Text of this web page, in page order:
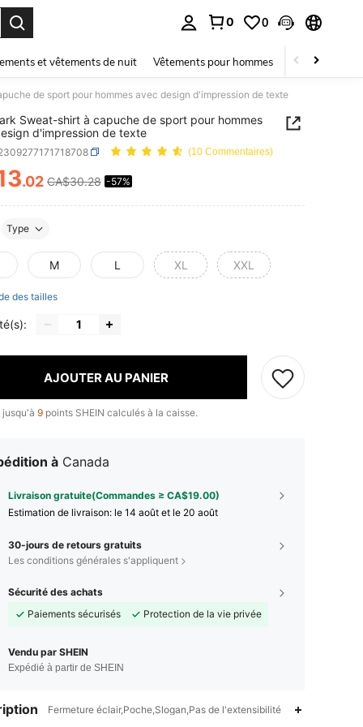
0 0
et vêtements de nuit Vêtements pour hommes Enfants
de sport pour hommes avec design d'impression de texte
Sweat-shirt à capuche de sport pour hommes
d'impression de texte
(10 Commentaires)
AND AVAILABILITY
.02 CA$30.28 -57%
Type
M L XL XXL
des tailles
AJOUTER AU PANIER
jusqu'à 9 points SHEIN calculés à la caisse.
à Canada
Livraison gratuite(Commandes ≥ CA$19.00)
Estimation de livraison: le 14 août et le 20 août
30-jours de retours gratuits
Les conditions générales s'appliquent
Sécurité des achats
Paiements sécurisés
Protection de la vie privée
Vendu par SHEIN
Expédié à partir de SHEIN
Fermeture éclair,Poche,Slogan,Pas de l'extensibilité